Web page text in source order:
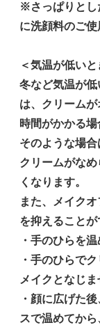
※さっぱりとし
に洗顔料のご使
＜気温が低い
冬など気温が
は、クリーム
時間がかかる場
そのような場合
クリームがな
くなります。
また、メイク
を抑えることが
・手のひらを
・手のひらで
メイクとなじま
・顔に広げた
スで温めてか